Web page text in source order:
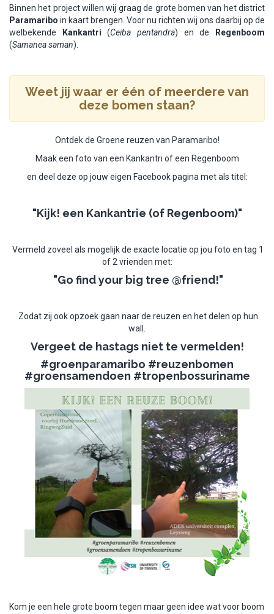
Binnen het project willen wij graag de grote bomen van het district
Paramaribo in kaart brengen. Voor nu richten wij ons daarbij op de
welbekende
Kankantri (Ceiba pentandra) en de
Regenboom
(Samanea saman).
Weet jij waar er één of meerdere van
deze bomen staan?
Ontdek de Groene reuzen van Paramaribo!
Maak een foto van een Kankantri of een Regenboom
en deel deze op jouw eigen Facebook pagina met als titel:
"Kijk! een Kankantrie (of Regenboom)"
Vermeld zoveel als mogelijk de exacte locatie op jou foto en tag 1
of 2 vrienden met:
"Go find your big tree @friend!"
Zodat zij ook opzoek gaan naar de reuzen en het delen op hun
wall.
Vergeet de hastags niet te vermelden!
#groenparamaribo #reuzenbomen
#groensamendoen #tropenbossuriname
Kom je een hele grote boom tegen maar geen idee wat voor boom